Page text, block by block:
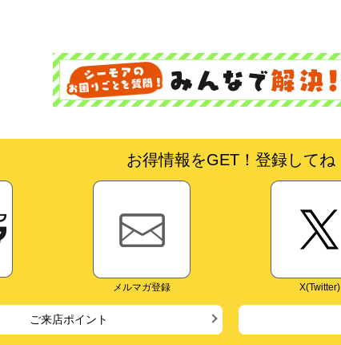
お得情報をGET！登録してね
メルマガ登録 X(Twitter)
ご来店ポイント